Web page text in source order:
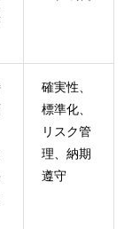
確実性、
標準化、
リスク管
理、納期
遵守